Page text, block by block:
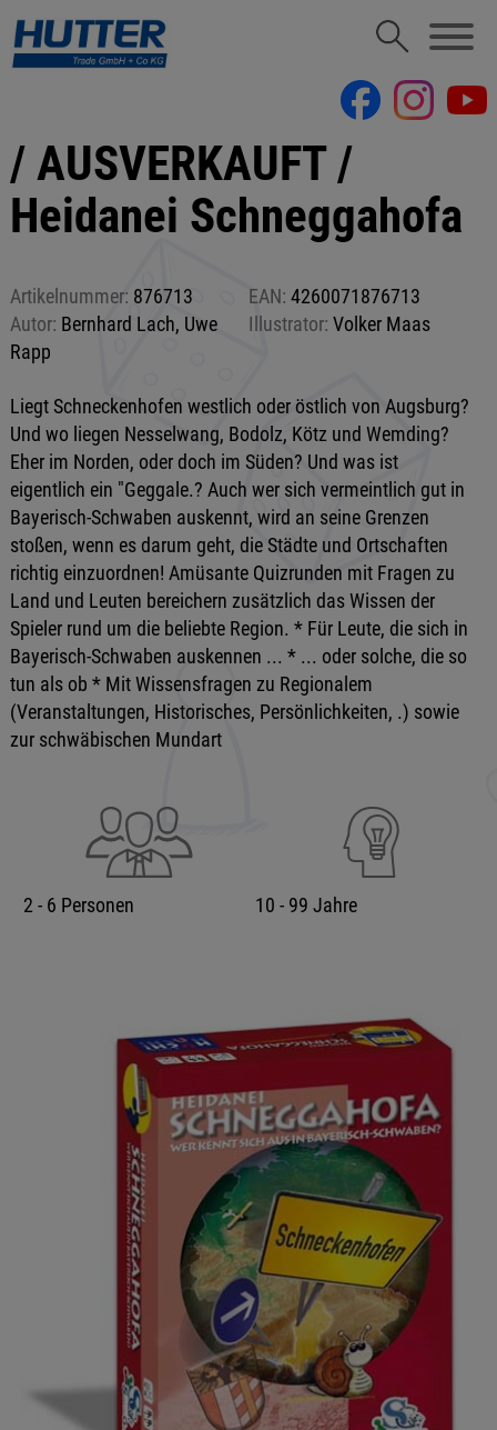
/ AUSVERKAUFT /
Heidanei Schneggahofa
Artikelnummer: 876713 EAN: 4260071876713
Autor: Bernhard Lach, Uwe
Rapp
Illustrator: Volker Maas
Liegt Schneckenhofen westlich oder östlich von Augsburg?
Und wo liegen Nesselwang, Bodolz, Kötz und Wemding?
Eher im Norden, oder doch im Süden? Und was ist
eigentlich ein "Geggale.? Auch wer sich vermeintlich gut in
Bayerisch-Schwaben auskennt, wird an seine Grenzen
stoßen, wenn es darum geht, die Städte und Ortschaften
richtig einzuordnen! Amüsante Quizrunden mit Fragen zu
Land und Leuten bereichern zusätzlich das Wissen der
Spieler rund um die beliebte Region. * Für Leute, die sich in
Bayerisch-Schwaben auskennen ... * ... oder solche, die so
tun als ob * Mit Wissensfragen zu Regionalem
(Veranstaltungen, Historisches, Persönlichkeiten, .) sowie
zur schwäbischen Mundart
2 - 6 Personen 10 - 99 Jahre